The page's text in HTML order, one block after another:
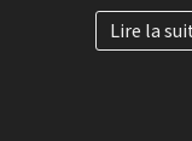
Lire la